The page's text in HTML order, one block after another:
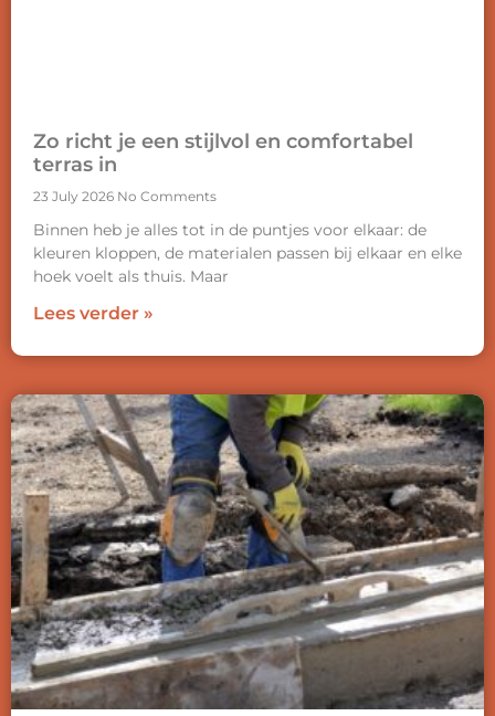
Zo richt je een stijlvol en comfortabel
terras in
23 July 2026 No Comments
Binnen heb je alles tot in de puntjes voor elkaar: de
kleuren kloppen, de materialen passen bij elkaar en elke
hoek voelt als thuis. Maar
Lees verder »